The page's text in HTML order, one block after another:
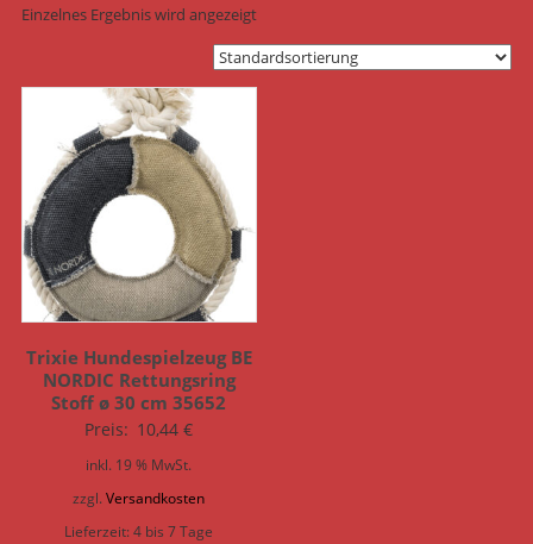
Einzelnes Ergebnis wird angezeigt
Trixie Hundespielzeug BE
NORDIC Rettungsring
Stoff ø 30 cm 35652
Preis: 10,44€
inkl. 19 % MwSt.
zzgl.Versandkosten
Lieferzeit:4 bis 7 Tage